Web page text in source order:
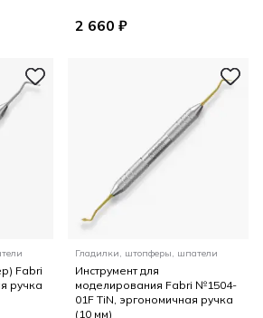
2 660 ₽
Fabri
ручка
Гладилки, штопферы, шпатели
Инструмент для
моделирования Fabri №1504-
01F TiN, эргономичная ручка
(10 мм)